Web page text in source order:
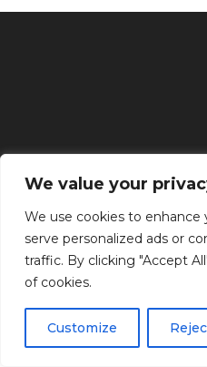
We value your
We use cookies to enhance
serve personalized ads or
traffic. By clicking "Accept
of cookies.
Customize
Tratamientos faciales
Manos y Pies
Masajes
Kenzen